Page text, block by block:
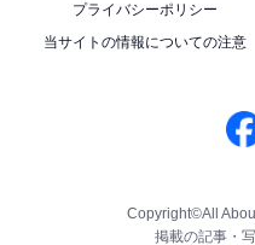
プライバシーポリシー
当サイトの情報についての注意
Copyright©All
掲載の記事・